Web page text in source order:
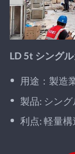
LD 5t シング
用途：製造
製品: シン
利点: 軽量